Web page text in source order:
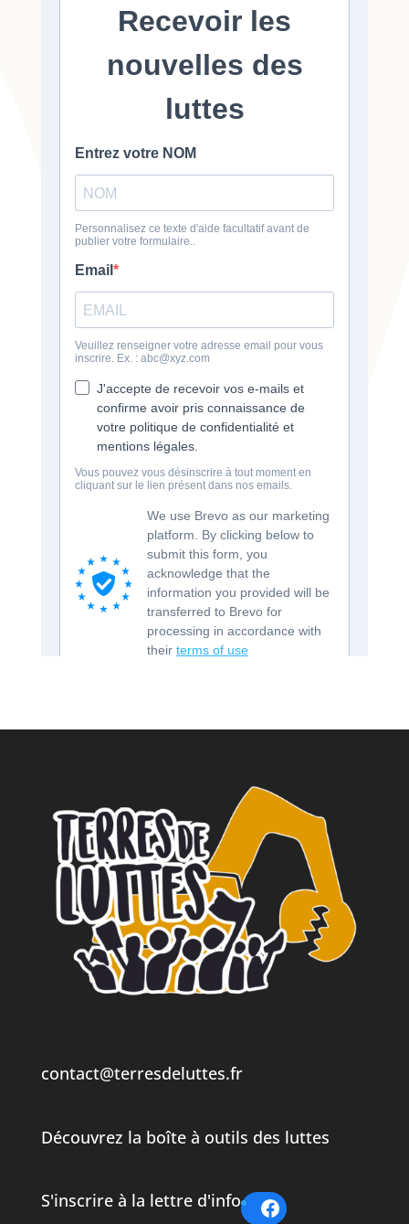
contact@terresdeluttes.fr
Découvrez la boîte à outils des luttes
S'inscrire à la lettre d'info Facebook